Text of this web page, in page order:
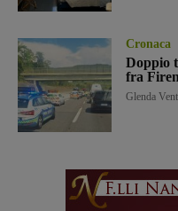
Cronaca
Doppio
fra
Glenda